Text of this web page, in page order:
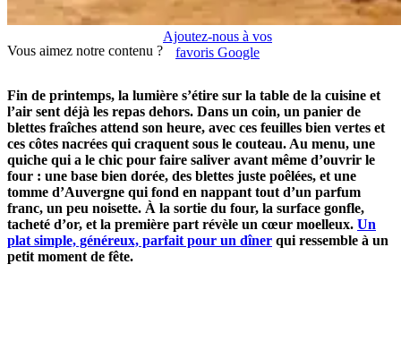
Vous aimez notre contenu ?
Ajoutez-nous à vos
favoris Google
Fin de printemps, la lumière s’étire sur la table de la cuisine et
l’air sent déjà les repas dehors. Dans un coin, un panier de
blettes fraîches attend son heure, avec ces feuilles bien vertes et
ces côtes nacrées qui craquent sous le couteau. Au menu, une
quiche qui a le chic pour faire saliver avant même d’ouvrir le
four : une base bien dorée, des blettes juste poêlées, et une
tomme d’Auvergne qui fond en nappant tout d’un parfum
franc, un peu noisette. À la sortie du four, la surface gonfle,
tacheté d’or, et la première part révèle un cœur moelleux. Un
plat simple, généreux, parfait pour un dîner qui ressemble à un
petit moment de fête.